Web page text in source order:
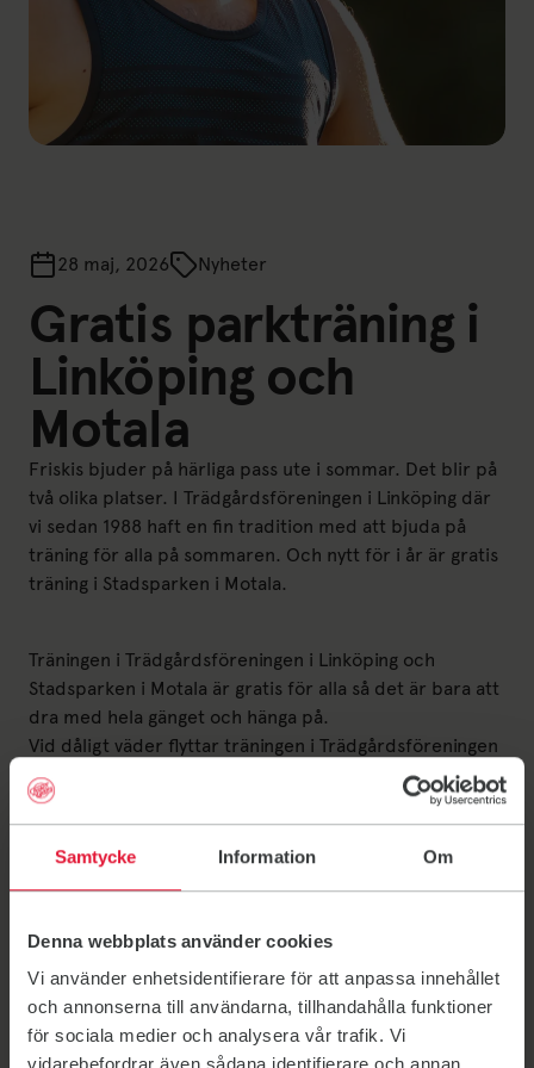
Samtycke Information Om
Denna webbplats använder cookies
Vi använder enhetsidentifierare för att anpassa innehållet
och annonserna till användarna, tillhandahålla funktioner
för sociala medier och analysera vår trafik. Vi
28 maj, 2026 Nyheter
Gratis parkträning i
Linköping och
Motala
Friskis bjuder på härliga pass ute i sommar. Det blir på
två olika platser. I Trädgårdsföreningen i Linköping där
vi sedan 1988 haft en fin tradition med att bjuda på
träning för alla på sommaren. Och nytt för i år är gratis
träning i Stadsparken i Motala.
Träningen i Trädgårdsföreningen i Linköping och
Stadsparken i Motala är gratis för alla så det är bara att
dra med hela gänget och hänga på.
Vid dåligt väder flyttar träningen i Trädgårdsföreningen
till vår anläggning City på Kungsgatan 30 och passen i
Stadsparken flyttar till Friskis anläggning. Ändringar
meddelas i appen.
Träningspass onsdagar kl. 18.00 i
Trädgårdsföreningen:
24 juniJympamed Ylva
1 juliMultifysmed Fredrik och Maria
22 juliJympamed Robert
29 juliJympamed Marcus
5 augustiJympamed Helena Si